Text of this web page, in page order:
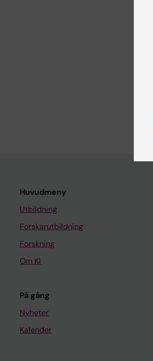
-
&
-
-
-
Huvudmeny
Utbildning
Forskarutbildning
Forskning
Om KI
På gång
Nyheter
Kalender